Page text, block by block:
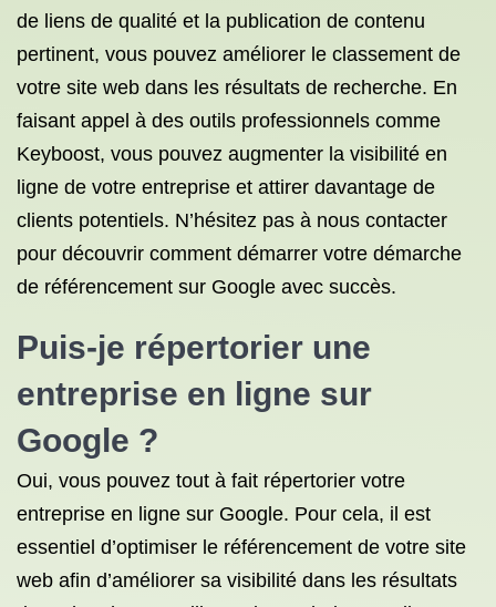
de liens de qualité et la publication de contenu
pertinent, vous pouvez améliorer le classement de
votre site web dans les résultats de recherche. En
faisant appel à des outils professionnels comme
Keyboost, vous pouvez augmenter la visibilité en
ligne de votre entreprise et attirer davantage de
clients potentiels. N’hésitez pas à nous contacter
pour découvrir comment démarrer votre démarche
de référencement sur Google avec succès.
Puis-je répertorier une
entreprise en ligne sur
Google ?
Oui, vous pouvez tout à fait répertorier votre
entreprise en ligne sur Google. Pour cela, il est
essentiel d’optimiser le référencement de votre site
web afin d’améliorer sa visibilité dans les résultats